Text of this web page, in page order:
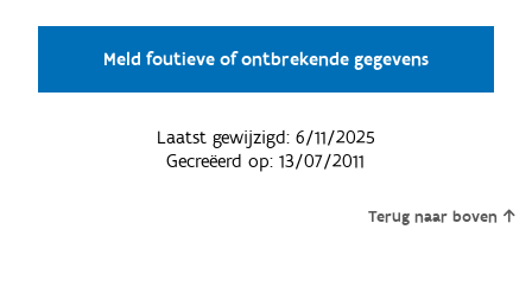
Meld foutieve of ontbrekende gegevens
Laatst gewijzigd: 6/11/2025
Gecreëerd op:13/07/2011
Terug naar boven